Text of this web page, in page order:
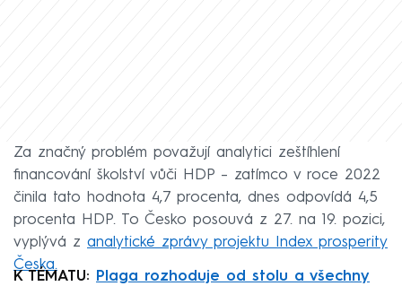
Za značný problém považují analytici zeštíhlení
financování školství vůči HDP – zatímco v roce 2022
činila tato hodnota 4,7 procenta, dnes odpovídá 4,5
procenta HDP. To Česko posouvá z 27. na 19. pozici,
vyplývá z analytické zprávy projektu Index prosperity
Česka.
K TÉMATU:
Plaga rozhoduje od stolu a všechny